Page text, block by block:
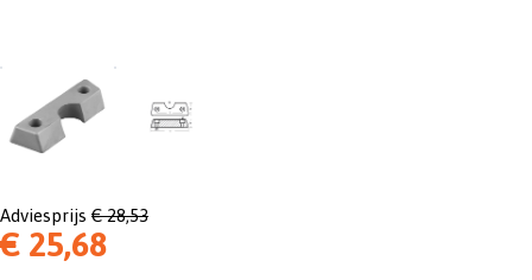
Adviesprijs € 28,53
€ 25,68